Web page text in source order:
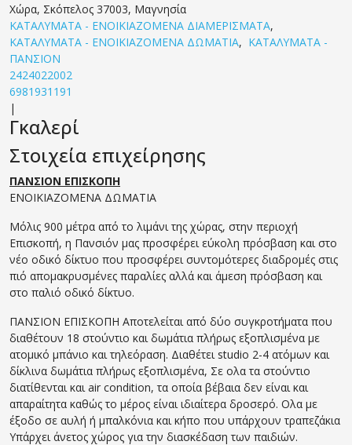
Χώρα, Σκόπελος 37003, Μαγνησία
ΚΑΤΑΛΥΜΑΤΑ - ΕΝΟΙΚΙΑΖΟΜΕΝΑ ΔΙΑΜΕΡΙΣΜΑΤΑ,
ΚΑΤΑΛΥΜΑΤΑ - ΕΝΟΙΚΙΑΖΟΜΕΝΑ ΔΩΜΑΤΙΑ, ΚΑΤΑΛΥΜΑΤΑ -
ΠΑΝΣΙΟΝ
2424022002
6981931191
|
Γκαλερί
Στοιχεία επιχείρησης
ΠΑΝΣΙΟΝ ΕΠΙΣΚΟΠΗ
ΕΝΟΙΚΙΑΖΟΜΕΝΑ ΔΩΜΑΤΙΑ
Μόλις 900 μέτρα από το λιμάνι της χώρας, στην περιοχή
Επισκοπή, η Πανσιόν μας προσφέρει εύκολη πρόσβαση και στο
νέο οδικό δίκτυο που προσφέρει συντομότερες διαδρομές στις
πιό απομακρυσμένες παραλίες αλλά και άμεση πρόσβαση και
στο παλιό οδικό δίκτυο.
ΠΑΝΣΙΟΝ ΕΠΙΣΚΟΠΗ Αποτελείται από δύο συγκροτήματα που
διαθέτουν 18 στούντιο και δωμάτια πλήρως εξοπλισμένα με
ατομικό μπάνιο και τηλεόραση. Διαθέτει studio 2-4 ατόμων και
δίκλινα δωμάτια πλήρως εξοπλισμένα, Σε ολα τα στούντιο
διατίθενται και air condition, τα οποία βέβαια δεν είναι και
απαραίτητα καθώς το μέρος είναι ιδιαίτερα δροσερό. Ολα με
έξοδο σε αυλή ή μπαλκόνια και κήπο που υπάρχουν τραπεζάκια
Υπάρχει άνετος χώρος για την διασκέδαση των παιδιών.